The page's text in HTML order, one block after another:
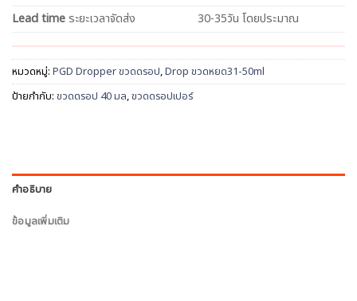
Lead time ระยะเวลาจัดส่ง 30-35วัน โดยประมาณ
หมวดหมู่: PGD Dropper ขวดดรอป,Drop ขวดหยด31-50ml
ป้ายกำกับ: ขวดดรอป 40 มล,ขวดดรอปเปอร์
คำอธิบาย
ข้อมูลเพิ่มเติม